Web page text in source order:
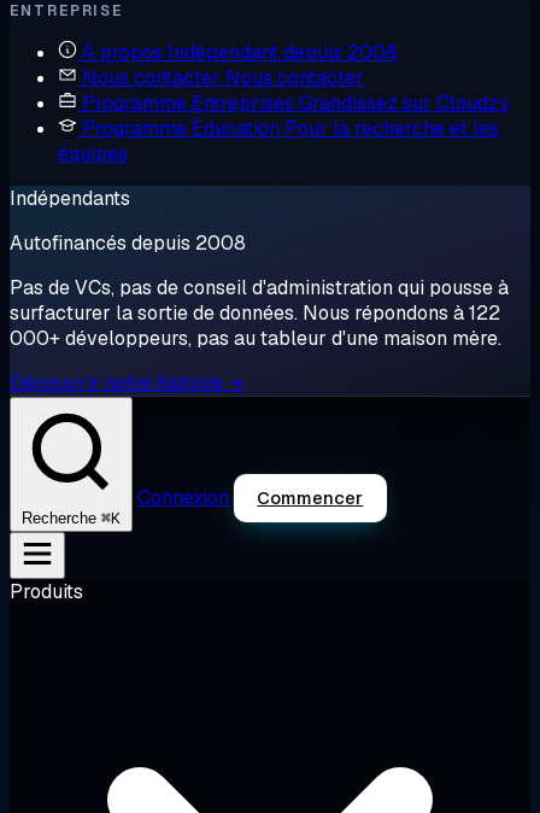
ENTREPRISE
À propos Indépendant depuis 2008
Nous contacter Nous contacter
Programme Entreprises Grandissez sur Cloudzy
Programme Éducation Pour la recherche et les
équipes
Indépendants
Autofinancés depuis 2008
Pas de VCs, pas de conseil d'administration qui pousse à
surfacturer la sortie de données. Nous répondons à 122
000+ développeurs, pas au tableur d'une maison mère.
Découvrir notre histoire →
Recherche ⌘K
Connexion Commencer
Produits